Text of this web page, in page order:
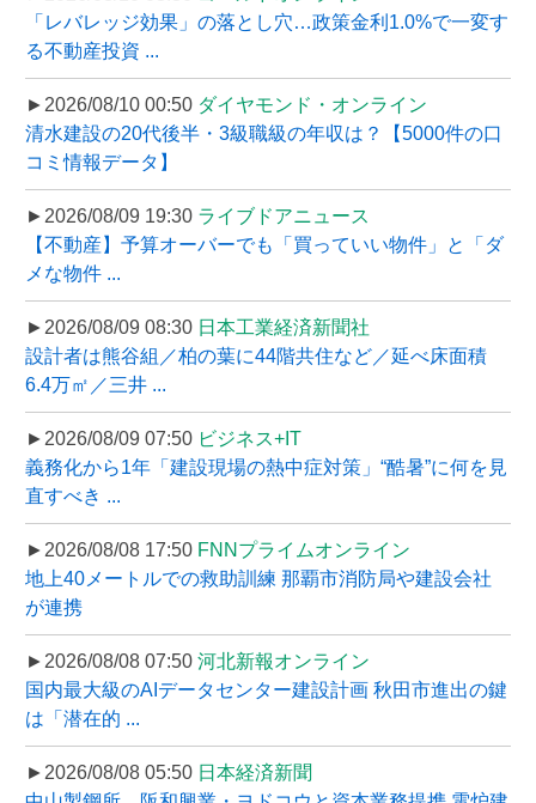
「レバレッジ効果」の落とし穴…政策金利1.0%で一変す
る不動産投資 ...
►2026/08/10 00:50 ダイヤモンド・オンライン
清水建設の20代後半・3級職級の年収は？【5000件の口
コミ情報データ】
►2026/08/09 19:30 ライブドアニュース
【不動産】予算オーバーでも「買っていい物件」と「ダ
メな物件 ...
►2026/08/09 08:30 日本工業経済新聞社
設計者は熊谷組／柏の葉に44階共住など／延べ床面積
6.4万㎡／三井 ...
►2026/08/09 07:50 ビジネス+IT
義務化から1年「建設現場の熱中症対策」“酷暑”に何を見
直すべき ...
►2026/08/08 17:50 FNNプライムオンライン
地上40メートルでの救助訓練 那覇市消防局や建設会社
が連携
►2026/08/08 07:50 河北新報オンライン
国内最大級のAIデータセンター建設計画 秋田市進出の鍵
は「潜在的 ...
►2026/08/08 05:50 日本経済新聞